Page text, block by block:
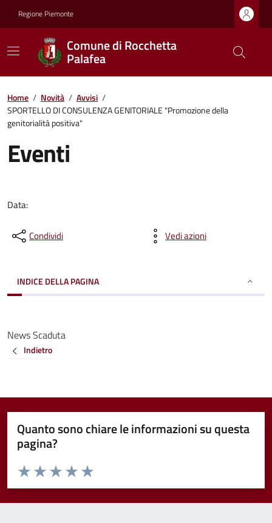
Regione Piemonte
Comune di Rocchetta
Palafea
Home / Novità / Avvisi /
SPORTELLO DI CONSULENZA GENITORIALE "Promozione della
genitorialità positiva"
Eventi
Data:
Condividi Vedi azioni
INDICE DELLA PAGINA
News Scaduta
Indietro
Quanto sono chiare le informazioni su questa
pagina?
Valuta da 1 a 5 stelle la pagina
Valuta 5 stelle su 5
Valuta 4 stelle su 5
Valuta 3 stelle su 5
Valuta 2 stelle su 5
Valuta 1 stelle su 5